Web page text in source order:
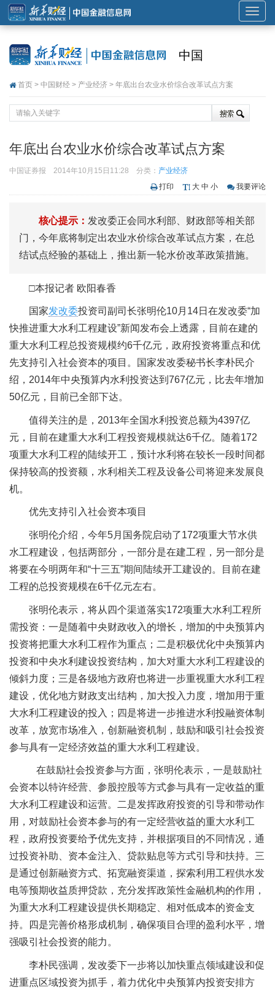
展
开
中国
首页 > 中国财经 > 产业经济 > 年底出台农业水价综合改革试点方案
年底出台农业水价综合改革试点方案
中国证券报 2014年10月15日11:28 分类： 产业经济
打印
大 中 小 我要评论
核心提示： 发改委正会同水利部、财政部等相关部
门，今年底将制定出农业水价综合改革试点方案，在总
结试点经验的基础上，推出新一轮水价改革政策措施。
□本报记者 欧阳春香
国家发改委投资司副司长张明伦10月14日在发改委“加
快推进重大水利工程建设”新闻发布会上透露，目前在建的
重大水利工程总投资规模约6千亿元，政府投资将重点和优
先支持引入社会资本的项目。国家发改委秘书长李朴民介
绍，2014年中央预算内水利投资达到767亿元，比去年增加
50亿元，目前已全部下达。
值得关注的是，2013年全国水利投资总额为4397亿
元，目前在建重大水利工程投资规模就达6千亿。随着172
项重大水利工程的陆续开工，预计水利将在较长一段时间都
保持较高的投资额，水利相关工程及设备公司将迎来发展良
机。
优先支持引入社会资本项目
张明伦介绍，今年5月国务院启动了172项重大节水供
水工程建设，包括两部分，一部分是在建工程，另一部分是
将要在今明两年和“十三五”期间陆续开工建设的。目前在建
工程的总投资规模在6千亿元左右。
张明伦表示，将从四个渠道落实172项重大水利工程所
需投资：一是随着中央财政收入的增长，增加的中央预算内
投资将把重大水利工程作为重点；二是积极优化中央预算内
投资和中央水利建设投资结构，加大对重大水利工程建设的
倾斜力度；三是各级地方政府也将进一步重视重大水利工程
建设，优化地方财政支出结构，加大投入力度，增加用于重
大水利工程建设的投入；四是将进一步推进水利投融资体制
改革，放宽市场准入，创新融资机制，鼓励和吸引社会投资
参与具有一定经济效益的重大水利工程建设。
在鼓励社会投资参与方面，张明伦表示，一是鼓励社
会资本以特许经营、参股控股等方式参与具有一定收益的重
大水利工程建设和运营。二是发挥政府投资的引导和带动作
用，对鼓励社会资本参与的有一定经营收益的重大水利工
程，政府投资要给予优先支持，并根据项目的不同情况，通
过投资补助、资本金注入、贷款贴息等方式引导和扶持。三
是通过创新融资方式、拓宽融资渠道，探索利用工程供水发
电等预期收益质押贷款，充分发挥政策性金融机构的作用，
为重大水利工程建设提供长期稳定、相对低成本的资金支
持。四是完善价格形成机制，确保项目合理的盈利水平，增
强吸引社会投资的能力。
李朴民强调，发改委下一步将以加快重点领域建设和促
进重点区域投资为抓手，着力优化中央预算内投资安排方